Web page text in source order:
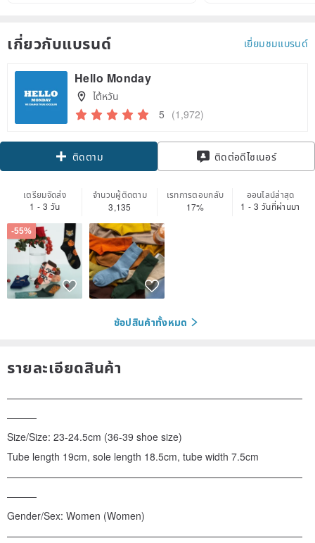
เกี่ยวกับแบรนด์ เยี่ยมชมแบรนด์
Hello Monday
ไต้หวัน
5 (1,972)
ติดตาม
ติดต่อดีไซเนอร์
เตรียมจัดส่ง
1 - 3 วัน
จำนวนผู้ติดตาม
3,135
เรทการตอบกลับ
17%
ออนไลน์ล่าสุด
1 - 3 วันที่ผ่านมา
-55%
ช้อปสินค้าทั้งหมด
รายละเอียดสินค้า
——————————————————————————————
———
Size/Size: 23-24.5cm (36-39 shoe size)
Tube length 19cm, sole length 18.5cm, tube width 7.5cm
——————————————————————————————
———
Gender/Sex: Women (Women)
——————————————————————————————